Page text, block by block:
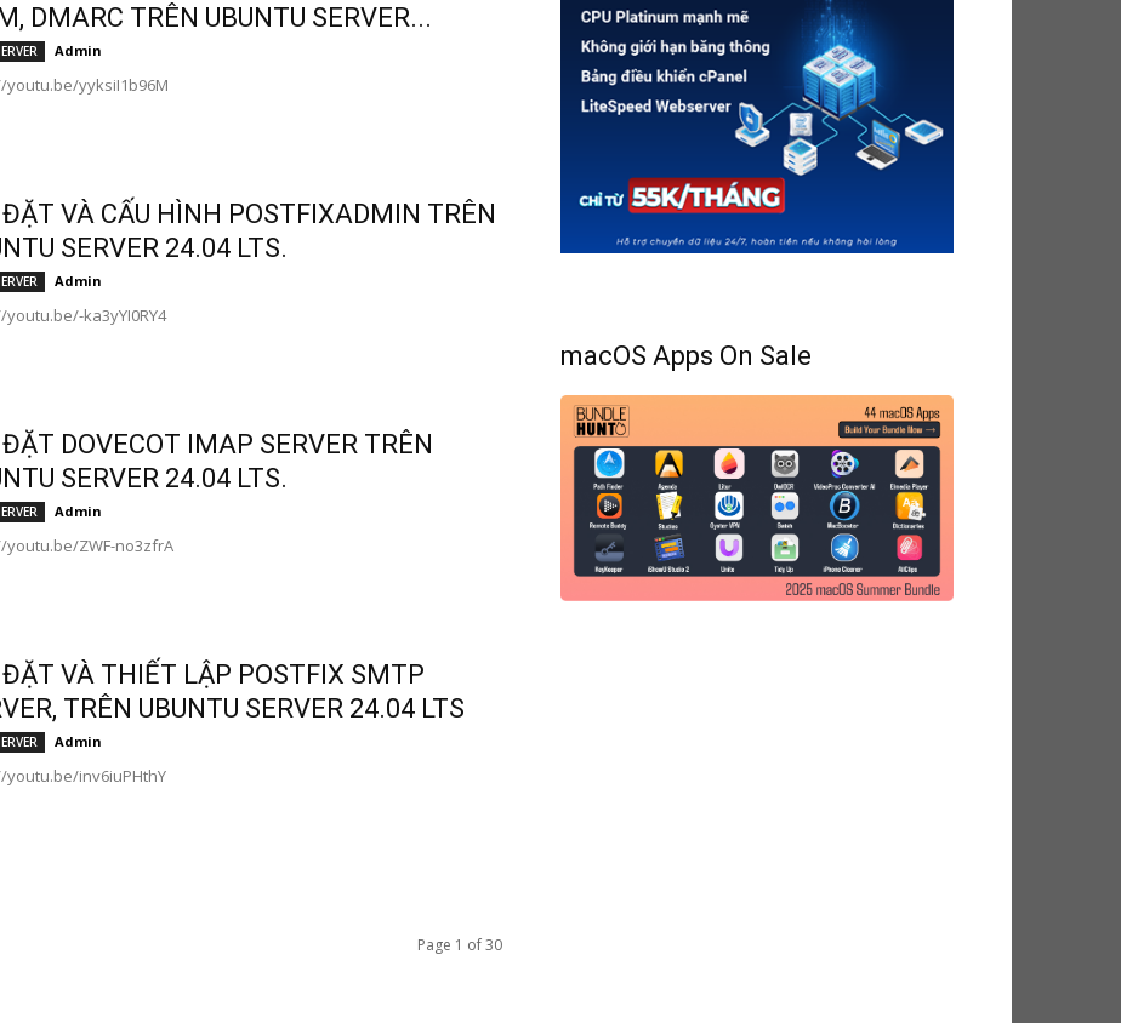
DMARC TRÊN UBUNTU SERVER...
Admin
youtu.be/yyksiI1b96M
VÀ CẤU HÌNH POSTFIXADMIN TRÊN
SERVER 24.04 LTS.
Admin
ka3yYI0RY4
DOVECOT IMAP SERVER TRÊN
SERVER 24.04 LTS.
Admin
youtu.be/ZWF-no3zfrA
VÀ THIẾT LẬP POSTFIX SMTP
TRÊN UBUNTU SERVER 24.04 LTS
Admin
youtu.be/inv6iuPHthY
Page 1 of 30
macOS Apps On Sale